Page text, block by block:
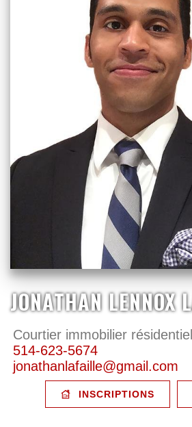
JONATHAN LENNOX
Courtier immobilier résidentiel
514-623-5674
jonathanlafaille@gmail.com
INSCRIPTIONS